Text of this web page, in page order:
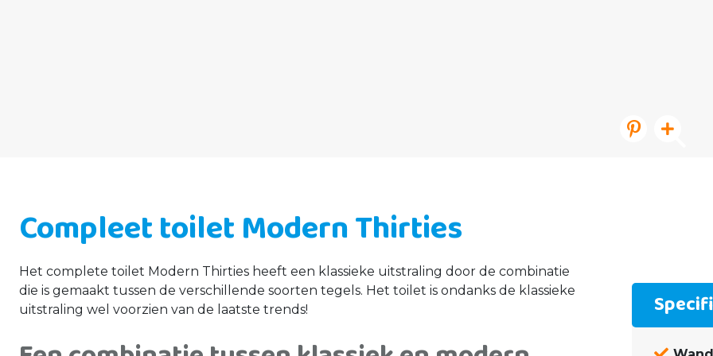
Compleet toilet Modern Thirties
Het complete toilet Modern Thirties heeft een klassieke uitstraling door de combinatie
die is gemaakt tussen de verschillende soorten tegels. Het toilet is ondanks de klassieke
uitstraling wel voorzien van de laatste trends!